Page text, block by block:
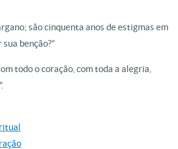
são cinquenta anos de estigmas em
benção?”
todo o coração, com toda a alegria,